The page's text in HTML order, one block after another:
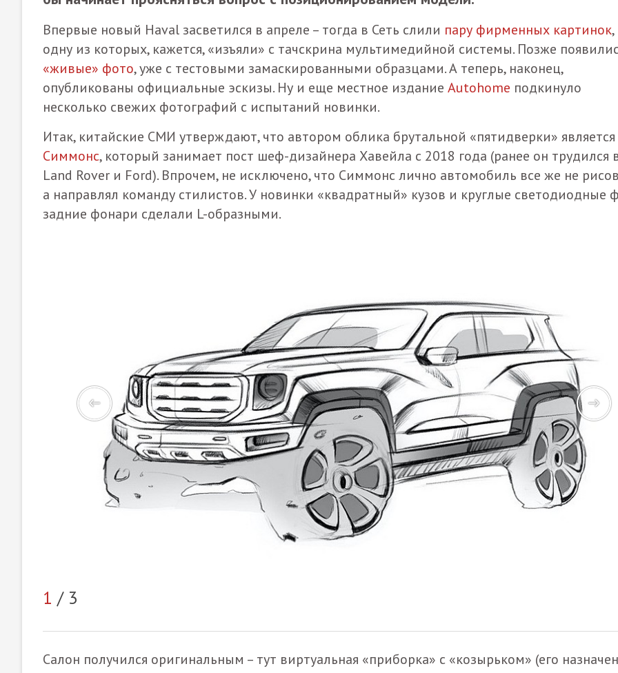
Впервые новый Haval засветился в апреле – тогда в Сеть слили пару фирменных картинок,
одну из которых, кажется, «изъяли» с тачскрина мультимедийной системы. Позже
«живые» фото, уже с тестовыми замаскированными образцами. А теперь, наконец,
опубликованы официальные эскизы. Ну и еще местное издание Autohome подкинуло
несколько свежих фотографий с испытаний новинки.
Итак, китайские СМИ утверждают, что автором облика брутальной «пятидверки» является
Симмонс, который занимает пост шеф-дизайнера Хавейла с 2018 года (ранее он трудился
Land Rover и Ford). Впрочем, не исключено, что Симмонс лично автомобиль все же не
а направлял команду стилистов. У новинки «квадратный» кузов и круглые светодиодные
задние фонари сделали L-образными.
1 / 3
Салон получился оригинальным – тут виртуальная «приборка» с «козырьком» (его